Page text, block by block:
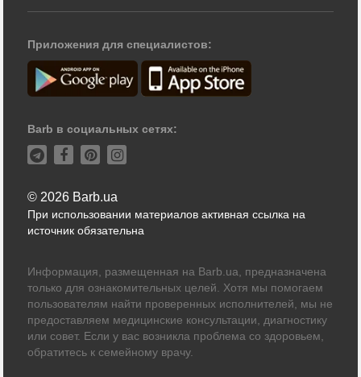
Приложения для специалистов:
Barb в социальных сетях:
© 2026 Barb.ua
При использовании материалов активная ссылка на
источник обязательна
Информация, размещенная на Barb.ua, предназначена
только для ознакомительных целей. Хотя мы помогаем
пользователям найти проверенных исполнителей, мы не
предоставляем медицинские консультации, диагностику
или совет. Если у вас возникла проблема со здоровьем,
обратитесь к семейному врачу.